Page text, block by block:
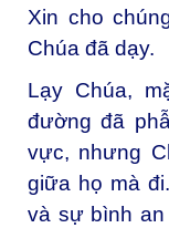
Xin cho
Chúa đã dạy.
Lạy Chúa,
đường đã
vực, nhưng
giữa họ mà
và sự bình an